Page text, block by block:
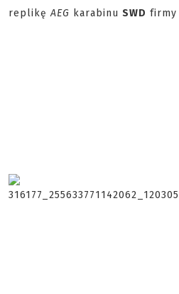
replikę AEG karabinu SWD firmy